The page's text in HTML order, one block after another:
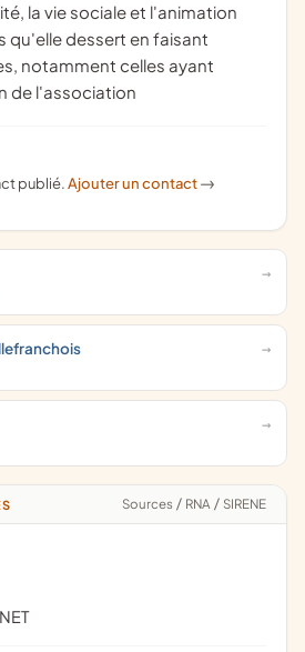
la vie sociale et l'animation
qu'elle dessert en faisant
notamment celles ayant
de l'association
publié.Ajouter un contact ->
Sources / RNA / SIRENE